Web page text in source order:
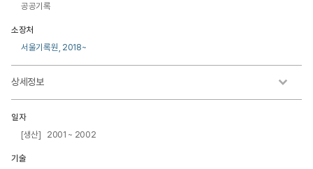
공공기록
소장처
서울기록원, 2018~
상세정보
일자
[생산] 2001 ~ 2002
기술